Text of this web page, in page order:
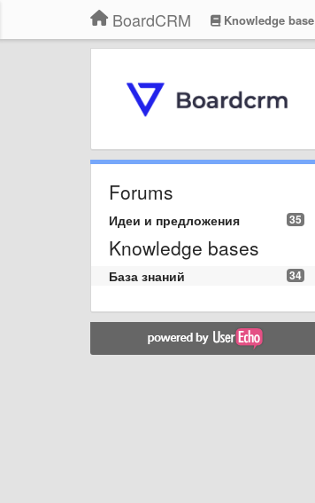
BoardCRM Knowledge base
Forums
35
Идеи и предложения
Knowledge bases
34
База знаний